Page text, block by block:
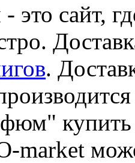
это сайт,
.
market